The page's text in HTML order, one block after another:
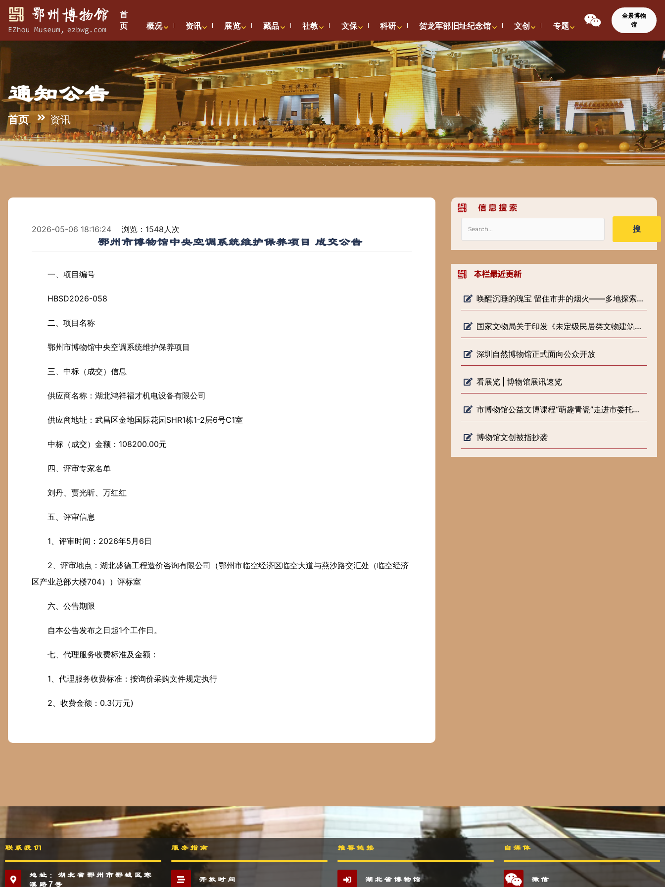
首
页
概况 资讯 展览 藏品 社教 文保 科研 贺龙军部旧址纪念馆 文创 专题
全景博物
馆
通知公告
首页 资讯
2026-05-06 18:16:24 浏览：1548人次
鄂州市博物馆中央空调系统维护保养项目 成交公告
一、项目编号
HBSD2026-058
二、项目名称
鄂州市博物馆中央空调系统维护保养项目
三、中标（成交）信息
供应商名称：湖北鸿祥福才机电设备有限公司
供应商地址：武昌区金地国际花园SHR1栋1-2层6号C1室
中标（成交）金额：108200.00元
四、评审专家名单
刘丹、贾光昕、万红红
五、评审信息
1、评审时间：2026年5月6日
2、评审地点：湖北盛德工程造价咨询有限公司（鄂州市临空经济区临空大道与燕沙路交汇处（临空经济
区产业总部大楼704））评标室
六、公告期限
自本公告发布之日起1个工作日。
七、代理服务收费标准及金额：
1、代理服务收费标准：按询价采购文件规定执行
2、收费金额：0.3(万元)
搜
唤醒沉睡的瑰宝 留住市井的烟火——多地探索低级别文物保护新路径
国家文物局关于印发《未定级民居类文物建筑修缮审批工作指引（试行）》的通知
深圳自然博物馆正式面向公众开放
看展览 | 博物馆展讯速览
市博物馆公益文博课程“萌趣青瓷”走进市委托管课堂
博物馆文创被指抄袭
联系我们
地址：湖北省鄂州市鄂城区寒
溪路7号
服务指南
开放时间
推荐链接
湖北省博物馆
自媒体
微信